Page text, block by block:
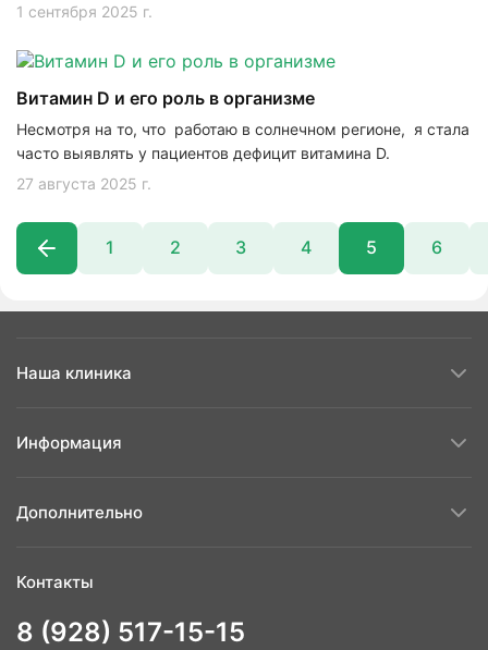
1 сентября 2025 г.
Витамин D и его роль в организме
Несмотря на то, что работаю в солнечном регионе, я стала
часто выявлять у пациентов дефицит витамина D.
27 августа 2025 г.
1 2 3 4 5 6
Наша клиника
Информация
Дополнительно
Контакты
8 (928) 517-15-15